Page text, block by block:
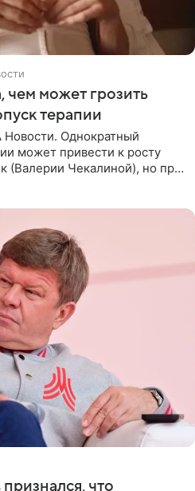
чем может грозить
терапии
Однократный
может привести к росту
(Валерии Чекалиной), но при
что